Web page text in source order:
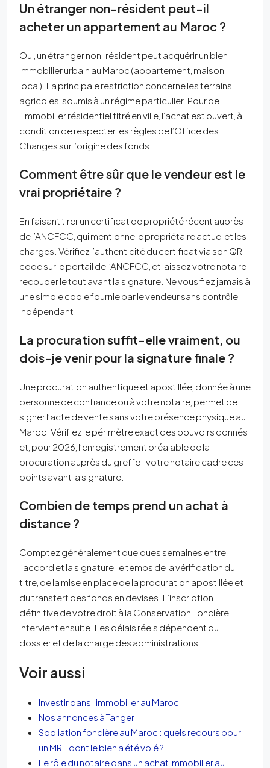
Un étranger non-résident peut-il
acheter un appartement au Maroc ?
Oui, un étranger non-résident peut acquérir un bien
immobilier urbain au Maroc (appartement, maison,
local). La principale restriction concerne les terrains
agricoles, soumis à un régime particulier. Pour de
l’immobilier résidentiel titré en ville, l’achat est ouvert, à
condition de respecter les règles de l’Office des
Changes sur l’origine des fonds.
Comment être sûr que le vendeur est le
vrai propriétaire ?
En faisant tirer un certificat de propriété récent auprès
de l’ANCFCC, qui mentionne le propriétaire actuel et les
charges. Vérifiez l’authenticité du certificat via son QR
code sur le portail de l’ANCFCC, et laissez votre notaire
recouper le tout avant la signature. Ne vous fiez jamais à
une simple copie fournie par le vendeur sans contrôle
indépendant.
La procuration suffit-elle vraiment, ou
dois-je venir pour la signature finale ?
Une procuration authentique et apostillée, donnée à une
personne de confiance ou à votre notaire, permet de
signer l’acte de vente sans votre présence physique au
Maroc. Vérifiez le périmètre exact des pouvoirs donnés
et, pour 2026, l’enregistrement préalable de la
procuration auprès du greffe : votre notaire cadre ces
points avant la signature.
Combien de temps prend un achat à
distance ?
Comptez généralement quelques semaines entre
l’accord et la signature, le temps de la vérification du
titre, de la mise en place de la procuration apostillée et
du transfert des fonds en devises. L’inscription
définitive de votre droit à la Conservation Foncière
intervient ensuite. Les délais réels dépendent du
dossier et de la charge des administrations.
Voir aussi
Investir dans l’immobilier au Maroc
Nos annonces à Tanger
Spoliation foncière au Maroc : quels recours pour
un MRE dont le bien a été volé ?
Le rôle du notaire dans un achat immobilier au